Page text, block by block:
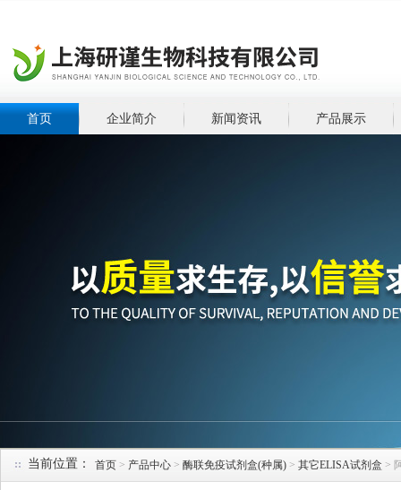
首页 企业简介 新闻资讯 产品展示
当前位置： 首页 > 产品中心 > 酶联免疫试剂盒(种属) > 其它ELISA试剂盒 >